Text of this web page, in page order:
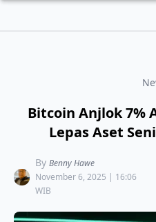
Bitcoin Anjlok 7%
Lepas Aset
By Benny Hawe
November 6, 2025 | 16:06
WIB